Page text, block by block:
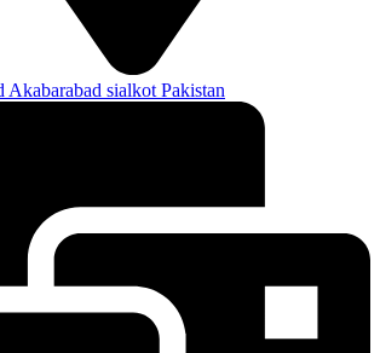
Akabarabad sialkot Pakistan